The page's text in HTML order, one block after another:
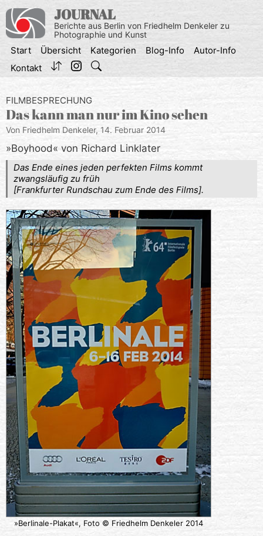
Inhalt
springen
JOURNAL
Berichte aus Berlin von Friedhelm Denkeler zu
Photographie und Kunst
Start Übersicht Kategorien Blog-Info
Autor-Info
Kontakt
FILMBESPRECHUNG
Das kann man nur im Kino sehen
Von Friedhelm Denkeler, 14. Februar 2014
»Boyhood« von Richard Linklater
Das Ende eines jeden perfekten Films kommt
zwangsläufig zu früh
[Frankfurter Rundschau zum Ende des Films].
»Berlinale-Plakat«, Foto © Friedhelm Denkeler 2014